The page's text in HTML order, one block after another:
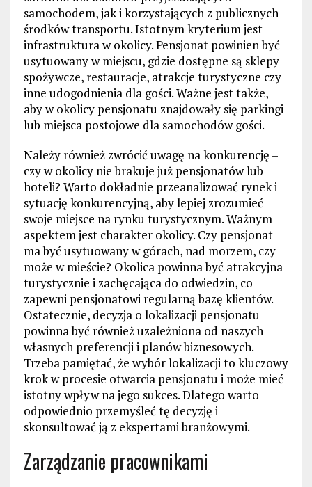
samochodem, jak i korzystających z publicznych
środków transportu. Istotnym kryterium jest
infrastruktura w okolicy. Pensjonat powinien być
usytuowany w miejscu, gdzie dostępne są sklepy
spożywcze, restauracje, atrakcje turystyczne czy
inne udogodnienia dla gości. Ważne jest także,
aby w okolicy pensjonatu znajdowały się parkingi
lub miejsca postojowe dla samochodów gości.
Należy również zwrócić uwagę na konkurencję –
czy w okolicy nie brakuje już pensjonatów lub
hoteli? Warto dokładnie przeanalizować rynek i
sytuację konkurencyjną, aby lepiej zrozumieć
swoje miejsce na rynku turystycznym. Ważnym
aspektem jest charakter okolicy. Czy pensjonat
ma być usytuowany w górach, nad morzem, czy
może w mieście? Okolica powinna być atrakcyjna
turystycznie i zachęcająca do odwiedzin, co
zapewni pensjonatowi regularną bazę klientów.
Ostatecznie, decyzja o lokalizacji pensjonatu
powinna być również uzależniona od naszych
własnych preferencji i planów biznesowych.
Trzeba pamiętać, że wybór lokalizacji to kluczowy
krok w procesie otwarcia pensjonatu i może mieć
istotny wpływ na jego sukces. Dlatego warto
odpowiednio przemyśleć tę decyzję i
skonsultować ją z ekspertami branżowymi.
Zarządzanie pracownikami